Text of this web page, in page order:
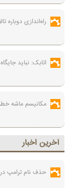
راه‌اندازی
اتابک: نباید
مکانیسم ماشه
آخرين اخبار
حذف نام ترامپ در روایت ۳ رئیس‌جمهور اسبق